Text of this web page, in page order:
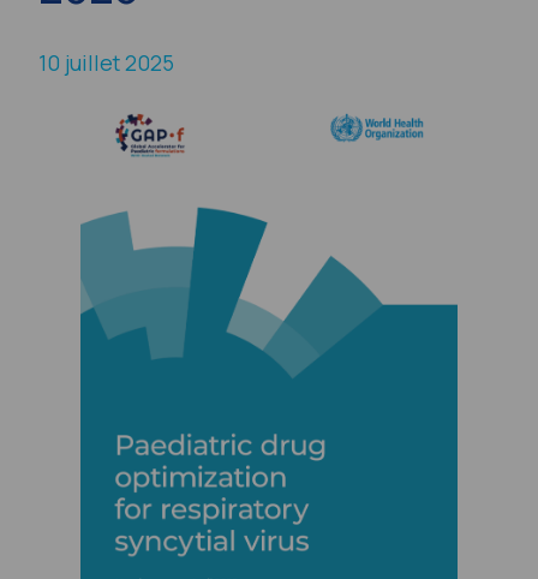
10 juillet 2025